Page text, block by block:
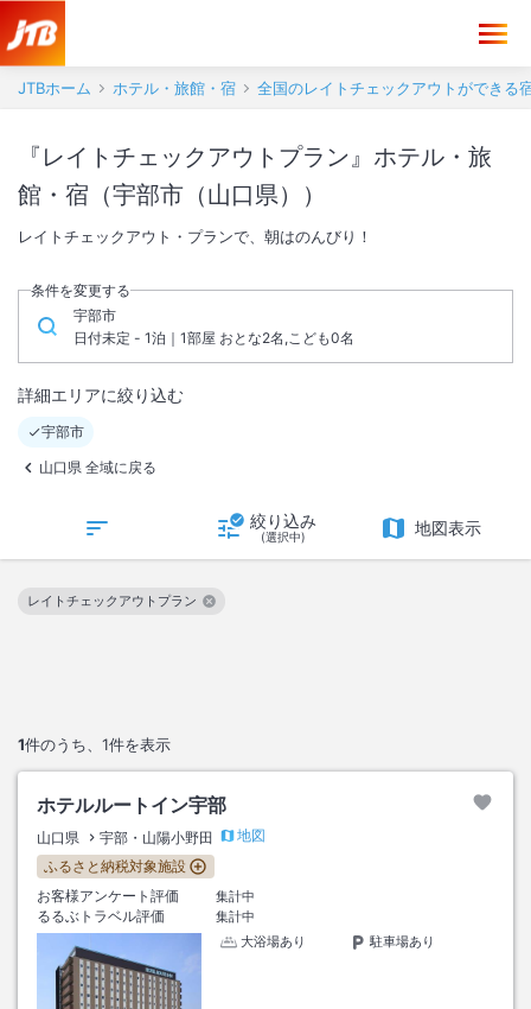
JTBホーム ホテル・旅館・宿 全国のレイトチェックアウトができる
『レイトチェックアウトプラン』ホテル・旅
館・宿（宇部市（山口県））
レイトチェックアウト・プランで、朝はのんびり！
条件を変更する
宇部市
日付未定 - 1泊｜1部屋 おとな2名,こども0名
詳細エリアに絞り込む
宇部市
山口県 全域に戻る
絞り込み
(選択中) 地図表示
1件のうち、 1件を表示
レイトチェックアウトプラン
この絞り込み条件を解除
ホテルルートイン宇部
山口県 宇部・山陽小野田
地図
ふるさと納税対象施設
お客様アンケート評価
集計中
るるぶトラベル評価
集計中
大浴場あり
駐車場あり